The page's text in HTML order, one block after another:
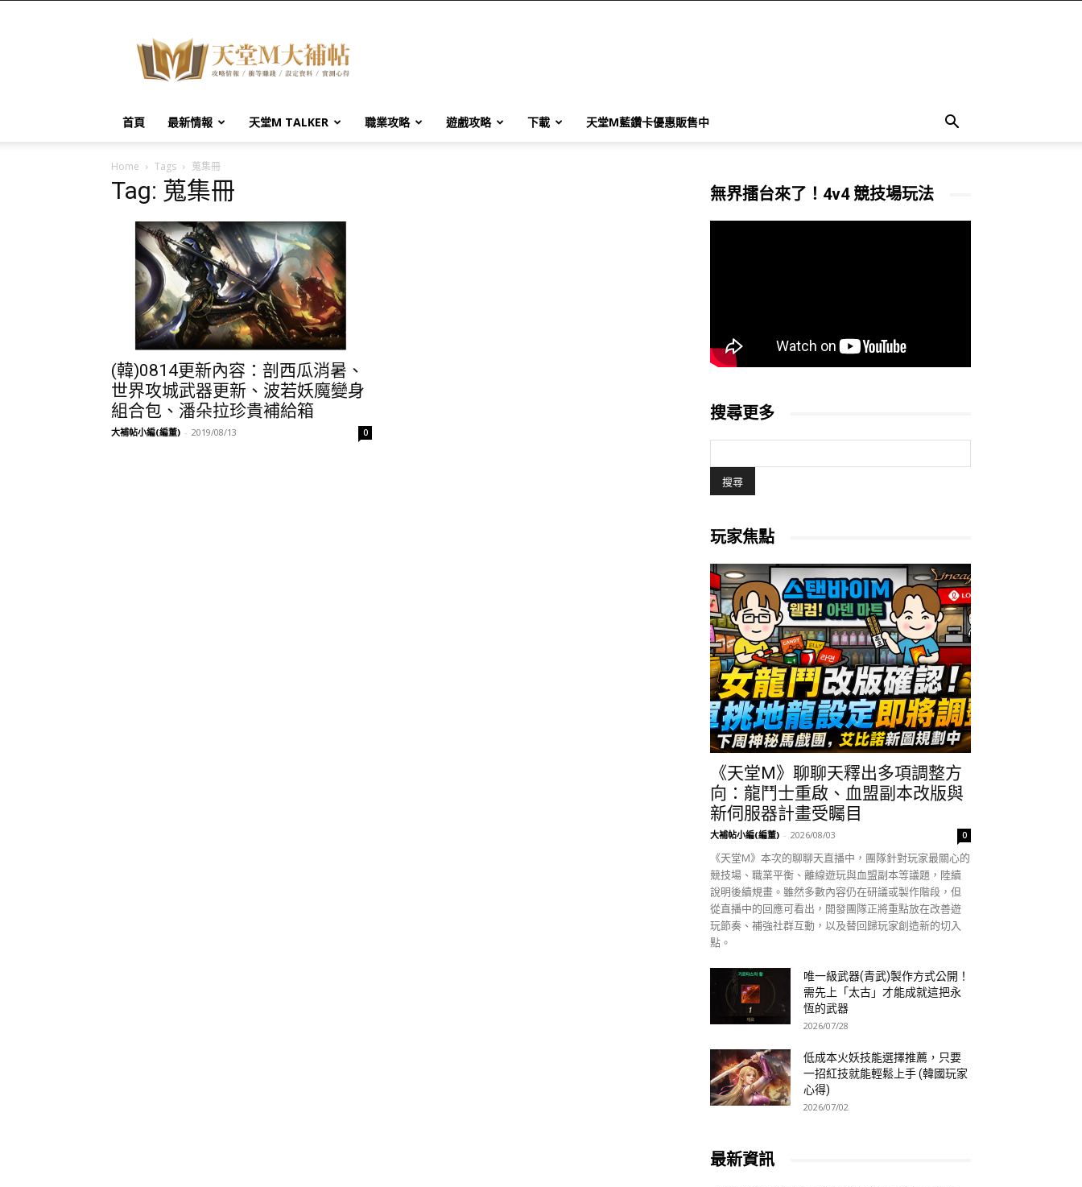
堂
M
大
帖
首頁 最新情報 天堂M TALKER 職業攻略 遊戲攻略 下載 天堂M藍鑽卡優惠販售中
Home Tags 蒐集冊
Tag: 蒐集冊
(韓)0814更新內容：剖西瓜消暑、
世界攻城武器更新、波若妖魔變身
組合包、潘朵拉珍貴補給箱
大補帖小編(編董) - 2019/08/13 0
無界擂台來了！4v4 競技場玩法
搜尋更多
玩家焦點
《天堂M》聊聊天釋出多項調整方
向：龍鬥士重啟、血盟副本改版與
新伺服器計畫受矚目
大補帖小編(編董) - 2026/08/03 0
《天堂M》本次的聊聊天直播中，團隊針對玩家最關心的
競技場、職業平衡、離線遊玩與血盟副本等議題，陸續
說明後續規畫。雖然多數內容仍在研議或製作階段，但
從直播中的回應可看出，開發團隊正將重點放在改善遊
玩節奏、補強社群互動，以及替回歸玩家創造新的切入
點。
唯一級武器(青武)製作方式公開！
需先上「太古」才能成就這把永
恆的武器
2026/07/28
低成本火妖技能選擇推薦，只要
一招紅技就能輕鬆上手 (韓國玩家
心得)
2026/07/02
最新資訊